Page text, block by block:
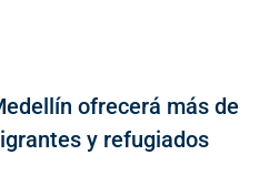
ofrecerá más de
y refugiados